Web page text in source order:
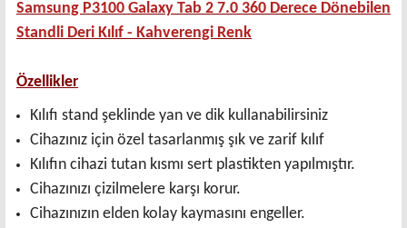
Samsung P3100 Galaxy Tab 2 7.0 360 Derece Dönebilen
Standli Deri Kılıf - Kahverengi Renk
Özellikler
Kılıfı stand şeklinde yan ve dik kullanabilirsiniz
Cihazınız için özel tasarlanmış şık ve zarif kılıf
Kılıfın cihazi tutan kısmı sert plastikten yapılmıştır.
Cihazınızı çizilmelere karşı korur.
Cihazınızın elden kolay kaymasını engeller.